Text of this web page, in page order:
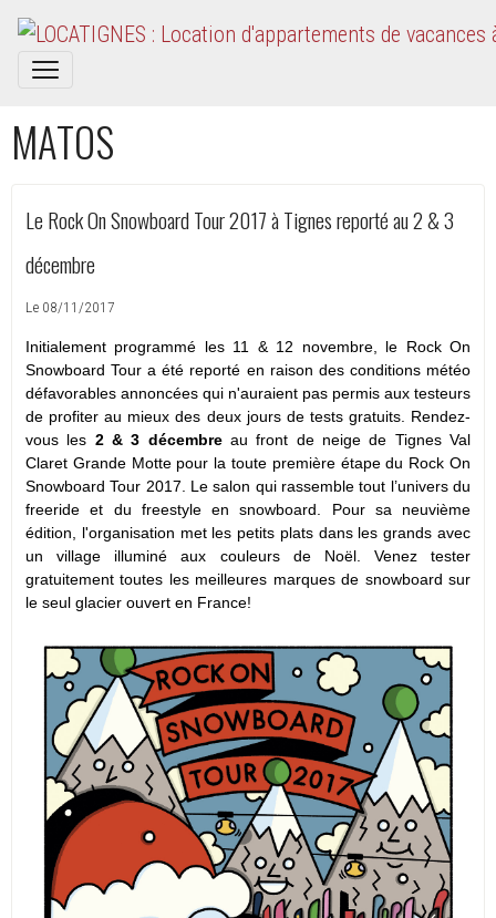
MATOS
Le Rock On Snowboard Tour 2017 à Tignes reporté au 2 & 3
décembre
Le 08/11/2017
Initialement programmé les 11 & 12 novembre, le Rock On
Snowboard Tour a été reporté en raison des conditions météo
défavorables annoncées qui n'auraient pas permis aux testeurs
de profiter au mieux des deux jours de tests gratuits. Rendez-
vous les 2 & 3 décembreau front de neige de Tignes Val
Claret Grande Motte pour la toute première étape du Rock On
Snowboard Tour 2017. Le salon qui rassemble tout l’univers du
freeride et du freestyle en snowboard. Pour sa neuvième
édition, l'organisation met les petits plats dans les grands avec
un village illuminé aux couleurs de Noël. Venez tester
gratuitement toutes les meilleures marques de snowboard sur
le seul glacier ouvert en France!